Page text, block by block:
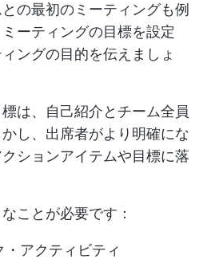
の最初のミーティングも例
ーティングの目標を設定
ングの目的を伝えましょ
は、自己紹介とチーム全員
し、出席者がより明確にな
ションアイテムや目標に落
ことが必要です：
アクティビティ